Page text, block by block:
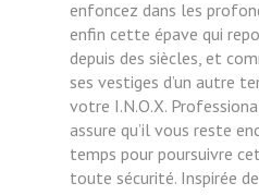
enfoncez dans les
enfin cette épave qui
depuis des siècles, et
ses vestiges d’un autre
votre I.N.O.X.
assure qu’il vous reste
temps pour poursuivre
toute sécurité. Inspirée